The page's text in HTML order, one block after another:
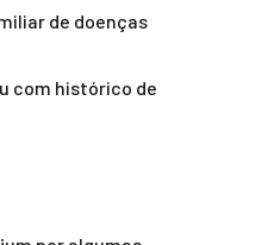
de doenças
com histórico de